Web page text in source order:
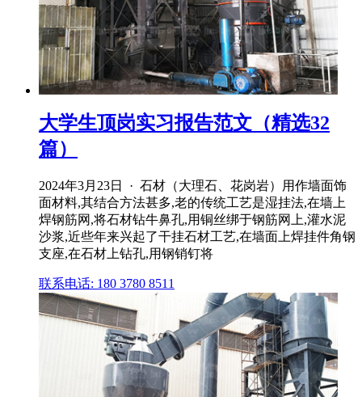
大学生顶岗实习报告范文（精选32
篇）
2024年3月23日 · 石材（大理石、花岗岩）用作墙面饰
面材料,其结合方法甚多,老的传统工艺是湿挂法,在墙上
焊钢筋网,将石材钻牛鼻孔,用铜丝绑于钢筋网上,灌水泥
沙浆,近些年来兴起了干挂石材工艺,在墙面上焊挂件角钢
支座,在石材上钻孔,用钢销钉将
联系电话: 180 3780 8511